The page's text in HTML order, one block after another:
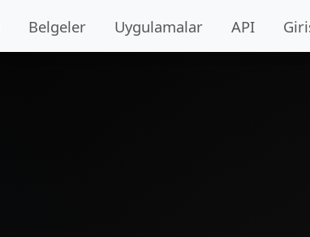
Belgeler Uygulamalar API